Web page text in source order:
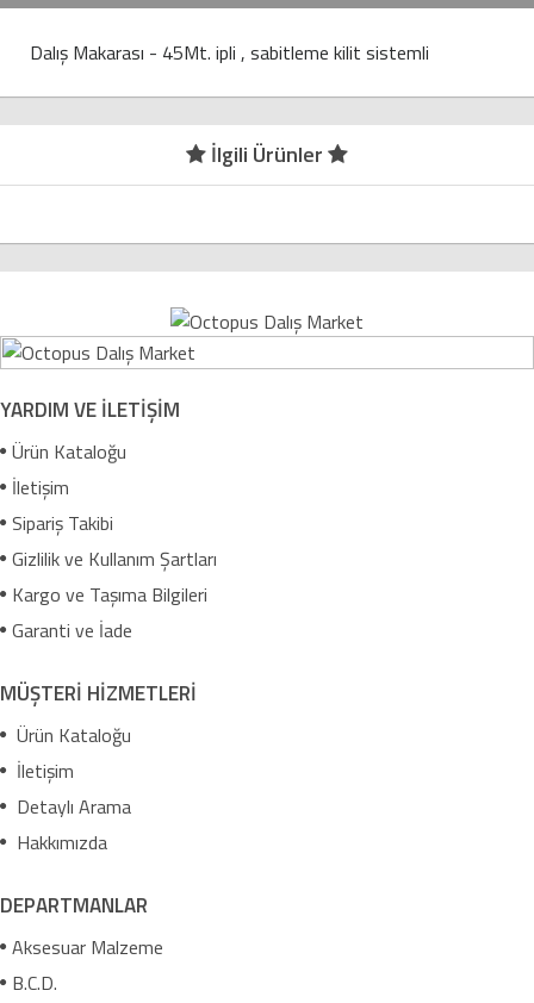
Dalış Makarası - 45Mt. ipli , sabitleme kilit sistemli
İlgili Ürünler
YARDIM VE İLETİŞİM
Ürün Kataloğu
İletişim
Sipariş Takibi
Gizlilik ve Kullanım Şartları
Kargo ve Taşıma Bilgileri
Garanti ve İade
MÜŞTERİ HİZMETLERİ
Ürün Kataloğu
İletişim
Detaylı Arama
Hakkımızda
DEPARTMANLAR
Aksesuar Malzeme
B.C.D.